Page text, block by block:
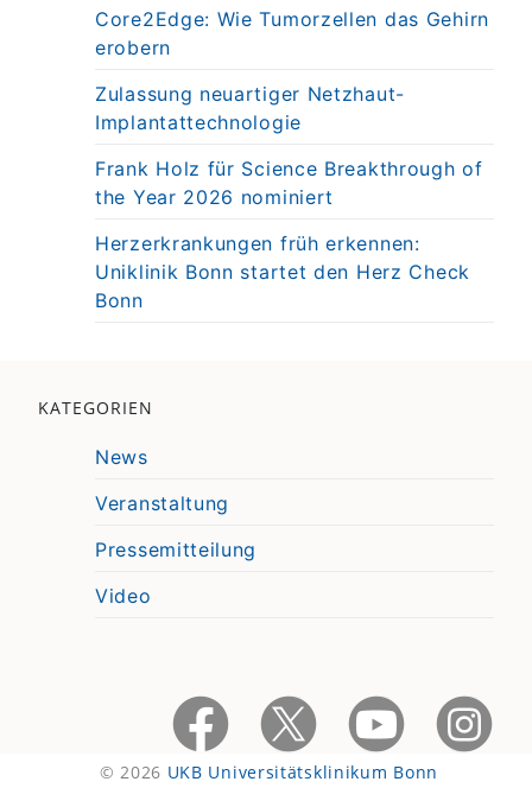
Core2Edge: Wie Tumorzellen das Gehirn
erobern
Zulassung neuartiger Netzhaut-
Implantattechnologie
Frank Holz für Science Breakthrough of
the Year 2026 nominiert
Herzerkrankungen früh erkennen:
Uniklinik Bonn startet den Herz Check
Bonn
KATEGORIEN
News
Veranstaltung
Pressemitteilung
Video
© 2026 UKB Universitätsklinikum Bonn